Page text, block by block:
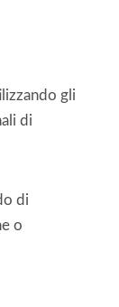
gli
di
di
o